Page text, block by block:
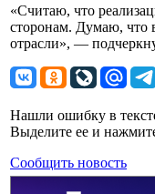
«Считаю, что
сторонам. Думаю, что
отрасли», —
Нашли ошибку в
Выделите ее и
Сообщить новость